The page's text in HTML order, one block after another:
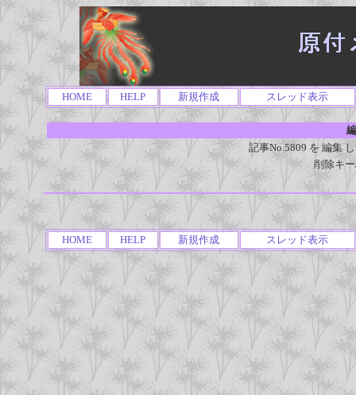
HOME HELP 新規作成 スレッド表示
記事No.5809 を 編集
削除キ
HOME HELP 新規作成 スレッド表示